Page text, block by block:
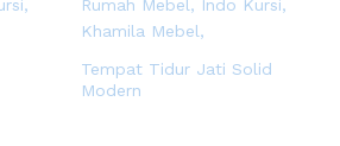
Tempat Tidur Jati Solid
Modern